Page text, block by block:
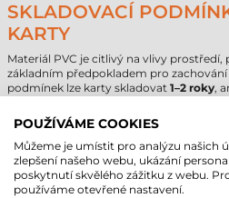
SKLADOVACÍ
KARTY
Materiál PVC je citlivý na vlivy prostředí,
základním předpokladem pro
podmínek lze karty skladovat 1–2 roky,
teplot pohybuje mezi5 °C a +40 °C
udržována v rozmezí30–70 %
a slepování karet. Doporučuje se
místě chráněném před prachem a
předešlo znečištění povrchu.
POUŽÍVÁME COOKIES
Můžeme je umístit pro analýzu našich
zlepšení našeho webu, ukázání
poskytnutí skvělého zážitku z webu.
používáme otevřené nastavení.